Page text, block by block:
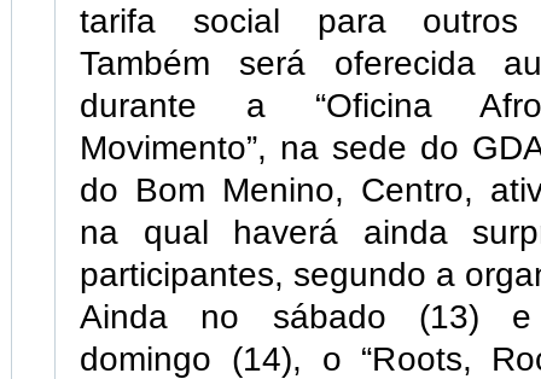
tarifa social para outros
Também será oferecida
durante a “Oficina
Movimento”, na sede do
do Bom Menino, Centro,
na qual haverá ainda
participantes, segundo a
Ainda no sábado (13)
domingo (14), o “Roots,